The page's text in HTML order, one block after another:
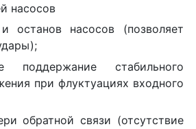
насосов
останов насосов (позволяет
поддержание стабильного
при флуктуациях входного
обратной связи (отсутствие